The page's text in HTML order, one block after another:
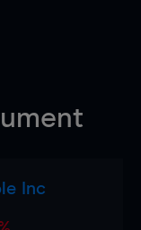
Inc